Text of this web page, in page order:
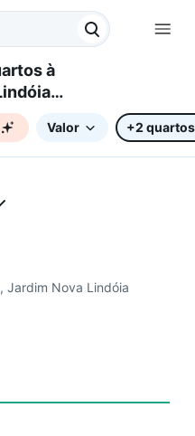
à
Valor +2 quartos
Jardim Nova Lindóia